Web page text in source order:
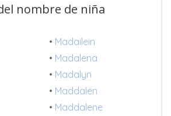
nombre de niña
• Madailein
• Madalena
• Madalyn
• Maddalen
• Maddalene